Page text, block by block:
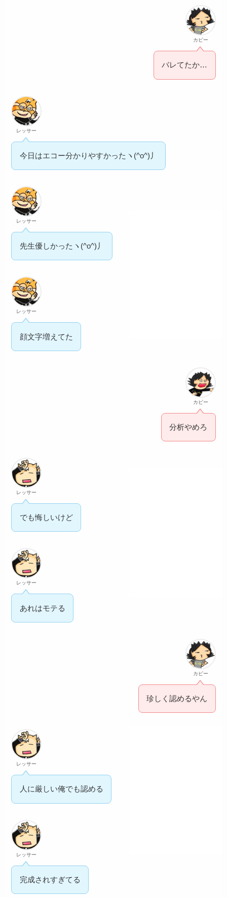
カピー
バレてたか…
レッサー
今日はエコー分かりやすかったヽ(^o^)丿
レッサー
先生優しかったヽ(^o^)丿
レッサー
顔文字増えてた
カピー
分析やめろ
レッサー
でも悔しいけど
レッサー
あれはモテる
カピー
珍しく認めるやん
レッサー
人に厳しい俺でも認める
レッサー
完成されすぎてる